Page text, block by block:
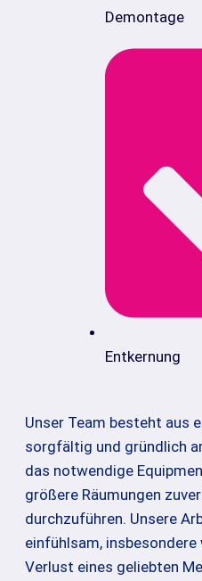
Demontage
Entkernung
Unser Team besteht aus
sorgfältig und gründlich
das notwendige
größere Räumungen
durchzuführen. Unsere
einfühlsam, insbesondere
Verlust eines geliebten